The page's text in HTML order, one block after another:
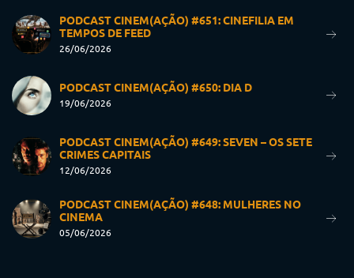
PODCAST CINEM(AÇÃO) #651: CINEFILIA EM
TEMPOS DE FEED
26/06/2026
PODCAST CINEM(AÇÃO) #650: DIA D
19/06/2026
PODCAST CINEM(AÇÃO) #649: SEVEN – OS SETE
CRIMES CAPITAIS
12/06/2026
PODCAST CINEM(AÇÃO) #648: MULHERES NO
CINEMA
05/06/2026